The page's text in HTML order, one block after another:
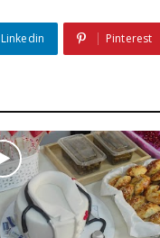
Linkedin Pinterest